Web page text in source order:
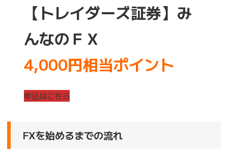
【トレイダーズ証券】み
んなのＦＸ
4,000円相当ポイント
申込はこちら
FXを始めるまでの流れ